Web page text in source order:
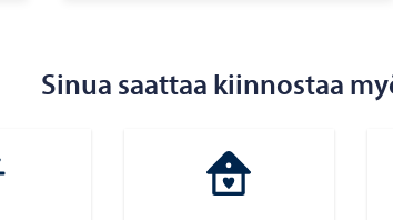
Sinua saattaa kiinnostaa